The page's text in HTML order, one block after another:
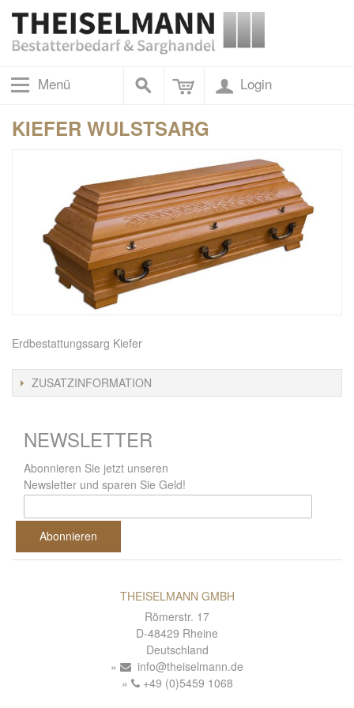
Menü Login
KIEFER WULSTSARG
Erdbestattungssarg Kiefer
ZUSATZINFORMATION
NEWSLETTER
Abonnieren Sie jetzt unseren
Newsletter und sparen Sie Geld!
Abonnieren
THEISELMANN GMBH
Römerstr. 17
D-48429 Rheine
Deutschland
info@theiselmann.de
+49 (0)5459 1068